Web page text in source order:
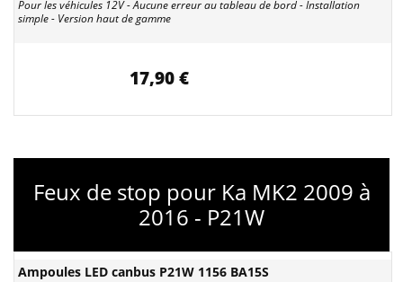
Pour les véhicules 12V - Aucune erreur au tableau de bord - Installation
simple - Version haut de gamme
17,90 €
Feux de stop pour Ka MK2 2009 à
2016 - P21W
Ampoules LED canbus P21W 1156 BA15S